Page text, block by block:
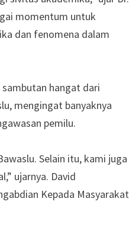
momentum untuk
dan fenomena dalam
hangat dari
mengingat banyaknya
pemilu.
Selain itu, kami juga
ujarnya. David
Kepada Masyarakat